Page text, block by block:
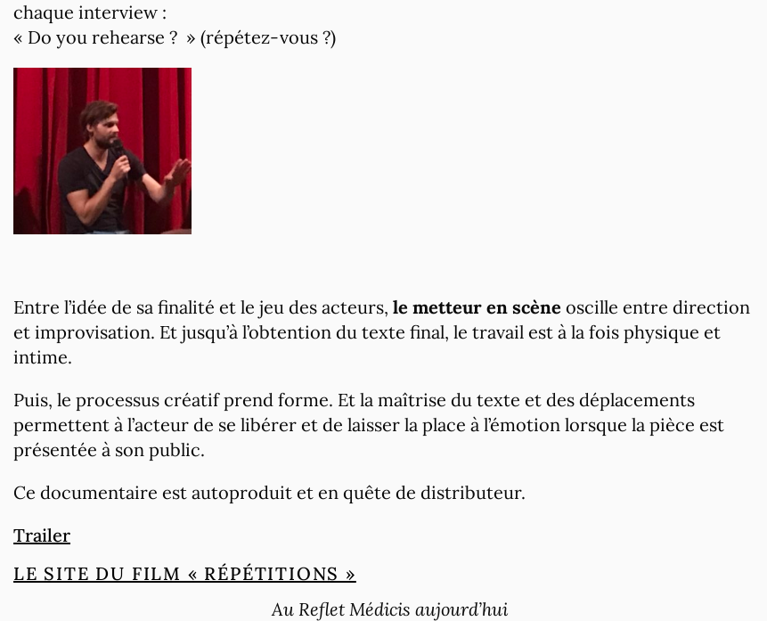
chaque interview :
« Do you rehearse ? » (répétez-vous ?)
Entre l’idée de sa finalité et le jeu des acteurs, le metteur en scène oscille entre direction
et improvisation. Et jusqu’à l’obtention du texte final, le travail est à la fois physique et
intime.
Puis, le processus créatif prend forme. Et la maîtrise du texte et des déplacements
permettent à l’acteur de se libérer et de laisser la place à l’émotion lorsque la pièce est
présentée à son public.
Ce documentaire est autoproduit et en quête de distributeur.
Trailer
LE SITE DU FILM « RÉPÉTITIONS »
Au Reflet Médicis aujourd’hui